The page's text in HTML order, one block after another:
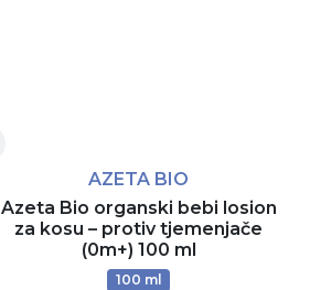
AZETA BIO
Azeta Bio organski bebi losion
za kosu – protiv tjemenjače
(0m+) 100 ml
100 ml